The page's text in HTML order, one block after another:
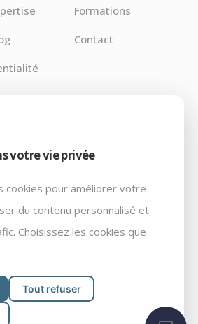
Formations
Contact
: l’IA débarque là où vos bugs
Fable 5 et Mythos 5, retiré du
soir, par courrier
» : ce qui change vraiment
votre vie privée
cookies pour améliorer votre
du contenu personnalisé et
Choisissez les cookies que
Tout refuser